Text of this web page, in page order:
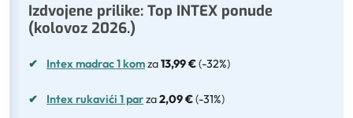
Izdvojene prilike: Top INTEX ponude
(kolovoz 2026.)
✔ Intex madrac 1 komza13,99 €(-32%)
✔ Intex rukavići 1 parza2,09 €(-31%)